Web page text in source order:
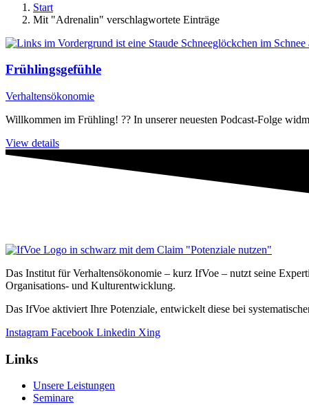
Start
Mit "Adrenalin" verschlagwortete Einträge
Frühlingsgefühle
Verhaltensökonomie
Willkommen im Frühling! ?? In unserer neuesten Podcast-Folge
View details
Das Institut für Verhaltensökonomie – kurz IfVoe – nutzt seine
Organisations- und Kultur­entwicklung.
Das IfVoe aktiviert Ihre Potenziale, entwickelt diese bei
Instagram Facebook Linkedin Xing
Links
Unsere Leistungen
Seminare